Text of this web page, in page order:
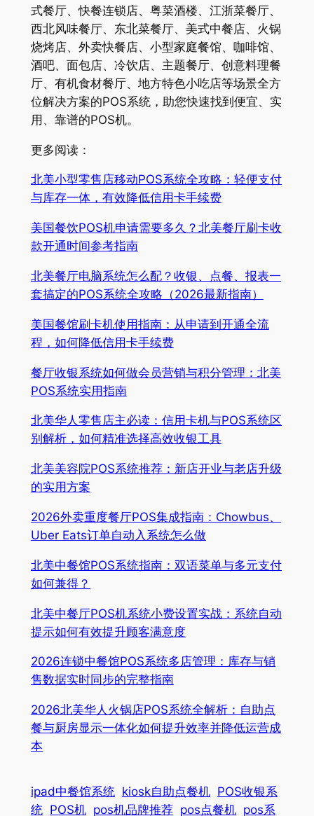
式餐厅、快餐连锁店、粤菜酒楼、江浙菜餐厅、
西北风味餐厅、东北菜餐厅、美式中餐店、火锅
烧烤店、外卖快餐店、小型家庭餐馆、咖啡馆、
酒吧、面包店、冷饮店、主题餐厅、创意料理餐
厅、有机食材餐厅、地方特色小吃店等场景全方
位解决方案的POS系统，助您快速找到便宜、实
用、靠谱的POS机。
更多阅读：
北美小型零售店移动POS系统全攻略：轻便支付
与库存一体，有效降低信用卡手续费
美国餐饮POS机申请需要多久？北美餐厅刷卡收
款开通时间参考指南
北美餐厅电脑系统怎么配？收银、点餐、报表一
套搞定的POS系统全攻略（2026最新指南）
美国餐馆刷卡机使用指南：从申请到开通全流
程，如何降低信用卡手续费
餐厅收银系统如何做会员营销与积分管理：北美
POS系统实用指南
北美华人零售店主必读：信用卡机与POS系统区
别解析，如何精准选择高效收银工具
北美美容院POS系统推荐：新店开业与老店升级
的实用方案
2026外卖重度餐厅POS集成指南：Chowbus、
Uber Eats订单自动入系统怎么做
北美中餐馆POS系统指南：双语菜单与多元支付
如何兼得？
北美中餐厅POS机系统小费设置实战：系统自动
提示如何有效提升顾客满意度
2026连锁中餐馆POS系统多店管理：库存与销
售数据实时同步的完整指南
2026北美华人火锅店POS系统全解析：自助点
餐与厨房显示一体化如何提升效率并降低运营成
本
ipad中餐馆系统 kiosk自助点餐机 POS收银系
统 POS机 pos机品牌推荐 pos点餐机 pos系